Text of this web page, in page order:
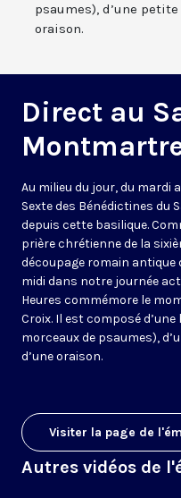
psaumes), d’une
oraison.
Direct au
Au milieu du jour, du mardi
Sexte des Bénédictines du
depuis cette basilique.
prière chrétienne de la
découpage romain antique
midi dans notre journée
Heures commémore le
Croix. Il est composé
morceaux de psaumes),
d’une oraison.
Visiter la page de
Autres vidéos de